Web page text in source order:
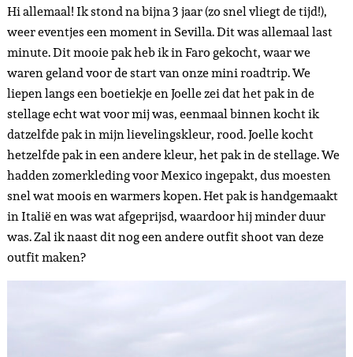
Hi allemaal! Ik stond na bijna 3 jaar (zo snel vliegt de tijd!),
weer eventjes een moment in Sevilla. Dit was allemaal last
minute. Dit mooie pak heb ik in Faro gekocht, waar we
waren geland voor de start van onze mini roadtrip. We
liepen langs een boetiekje en Joelle zei dat het pak in de
stellage echt wat voor mij was, eenmaal binnen kocht ik
datzelfde pak in mijn lievelingskleur, rood. Joelle kocht
hetzelfde pak in een andere kleur, het pak in de stellage. We
hadden zomerkleding voor Mexico ingepakt, dus moesten
snel wat moois en warmers kopen. Het pak is handgemaakt
in Italië en was wat afgeprijsd, waardoor hij minder duur
was. Zal ik naast dit nog een andere outfit shoot van deze
outfit maken?